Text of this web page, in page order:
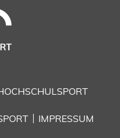
IMPRESSUM